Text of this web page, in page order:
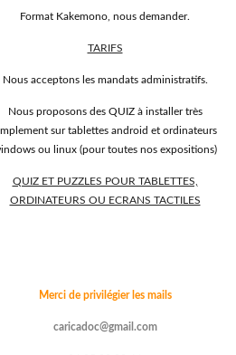
Format Kakemono, nous demander.
TARIFS
Nous acceptons les mandats administratifs.
Nous proposons des QUIZ à installer très
sur tablettes android et ordinateurs
ou linux (pour toutes nos expositions)
QUIZ ET PUZZLES POUR TABLETTES,
ORDINATEURS OU ECRANS TACTILES
Merci de privilégier les mails
caricadoc@gmail.com